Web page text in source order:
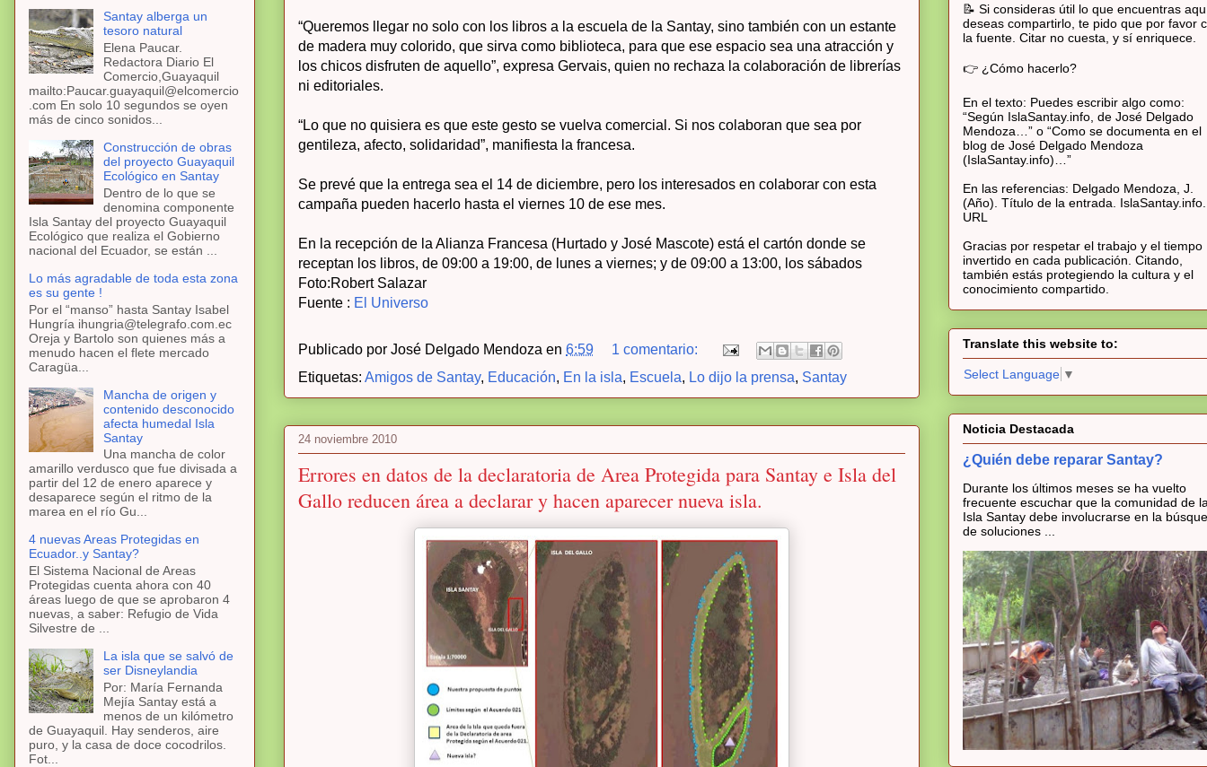
“Queremos llegar no solo con los libros a la escuela de la Santay, sino también con un estante
de madera muy colorido, que sirva como biblioteca, para que ese espacio sea una atracción y
los chicos disfruten de aquello”, expresa Gervais, quien no rechaza la colaboración de librerías
ni editoriales.
“Lo que no quisiera es que este gesto se vuelva comercial. Si nos colaboran que sea por
gentileza, afecto, solidaridad”, manifiesta la francesa.
Se prevé que la entrega sea el 14 de diciembre, pero los interesados en colaborar con esta
campaña pueden hacerlo hasta el viernes 10 de ese mes.
En la recepción de la Alianza Francesa (Hurtado y José Mascote) está el cartón donde se
receptan los libros, de 09:00 a 19:00, de lunes a viernes; y de 09:00 a 13:00, los sábados
Foto:Robert Salazar
Fuente : El Universo
Publicado por José Delgado Mendoza en 6:59
1 comentario:
Etiquetas: Amigos de Santay, Educación, En la isla, Escuela, Lo dijo la prensa, Santay
24 noviembre 2010
Errores en datos de la declaratoria de Area Protegida para Santay e Isla del
Gallo reducen área a declarar y hacen aparecer nueva isla.
Santay alberga un
tesoro natural
Elena Paucar.
Redactora Diario El
Comercio,Guayaquil
mailto:Paucar.guayaquil@elcomercio
.com En solo 10 segundos se oyen
más de cinco sonidos...
Construcción de obras
del proyecto Guayaquil
Ecológico en Santay
Dentro de lo que se
denomina componente
Isla Santay del proyecto Guayaquil
Ecológico que realiza el Gobierno
nacional del Ecuador, se están ...
Lo más agradable de toda esta zona
es su gente !
Por el “manso” hasta Santay Isabel
Hungría ihungria@telegrafo.com.ec
Oreja y Bartolo son quienes más a
menudo hacen el flete mercado
Caragüa...
Mancha de origen y
contenido desconocido
afecta humedal Isla
Santay
Una mancha de color
amarillo verdusco que fue divisada a
partir del 12 de enero aparece y
desaparece según el ritmo de la
marea en el río Gu...
4 nuevas Areas Protegidas en
Ecuador..y Santay?
El Sistema Nacional de Areas
Protegidas cuenta ahora con 40
áreas luego de que se aprobaron 4
nuevas, a saber: Refugio de Vida
Silvestre de ...
La isla que se salvó de
ser Disneylandia
Por: María Fernanda
Mejía Santay está a
menos de un kilómetro
de Guayaquil. Hay senderos, aire
puro, y la casa de doce cocodrilos.
Fot...
📝 Si consideras útil lo que encuentras
deseas compartirlo, te pido que por favor
la fuente. Citar no cuesta, y sí enriquece.
👉 ¿Cómo hacerlo?
En el texto: Puedes escribir algo como:
“Según IslaSantay.info, de José Delgado
Mendoza…” o “Como se documenta en el
blog de José Delgado Mendoza
(IslaSantay.info)…”
En las referencias: Delgado Mendoza, J.
(Año). Título de la entrada.
URL
Gracias por respetar el trabajo y el tiempo
invertido en cada publicación. Citando,
también estás protegiendo la cultura y el
conocimiento compartido.
Translate this website to:
Select Language ▼
Noticia Destacada
¿Quién debe reparar Santay?
Durante los últimos meses se ha vuelto
frecuente escuchar que la comunidad de
Isla Santay debe involucrarse en la
de soluciones ...